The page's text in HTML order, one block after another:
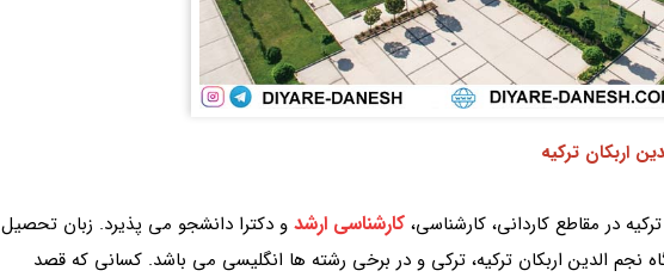
اربکان ترکیه
در مقاطع کاردانی، کارشناسی، کارشناسی ارشد و دکترا دانشجو می پذیرد. زبان تحصیل
نجم الدین اربکان ترکیه، ترکی و در برخی رشته ها انگلیسی می باشد. کسانی که قصد